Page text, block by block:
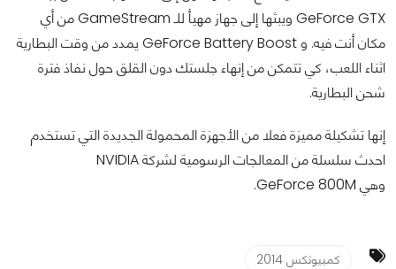
GeForce GTX ويبثها إلى جهاز مهيأ للـ GameStream من أي
مكان أنت فيه. و GeForce Battery Boost يمدد من وقت البطارية
اثناء اللعب، كي تتمكن من إنهاء جلستك دون القلق حول نفاذ فترة
شحن البطارية.
إنها تشكيلة مميزة فعلا من الأجهزة المحمولة الجديدة التي تستخدم
احدث سلسلة من المعالجات الرسومية لشركة NVIDIA
وهي GeForce 800M.
كمبيوتكس 2014